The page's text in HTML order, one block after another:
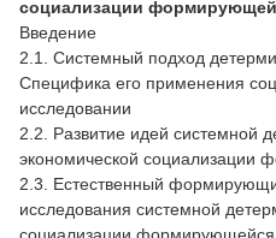
социализации
Введение
2.1. Системный подход
Специфика его применения
исследовании
2.2. Развитие идей системной
экономической социализации
2.3. Естественный
исследования системной